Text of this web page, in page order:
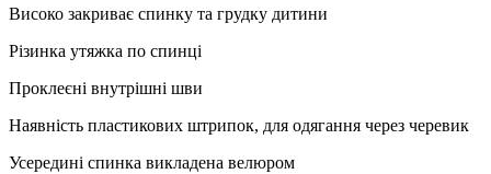
Високо закриває спинку та грудку дитини
Різинка утяжка по спинці
Проклеєні внутрішні шви
Наявність пластикових штрипок, для одягання через черевик
Усередині спинка викладена велюром